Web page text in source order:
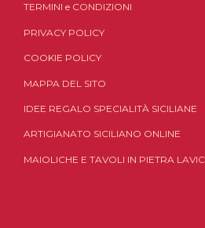
TERMINI e CONDIZIONI
PRIVACY POLICY
COOKIE POLICY
MAPPA DEL SITO
IDEE REGALO SPECIALITÀ SICILIANE
ARTIGIANATO SICILIANO ONLINE
MAIOLICHE E TAVOLI IN PIETRA